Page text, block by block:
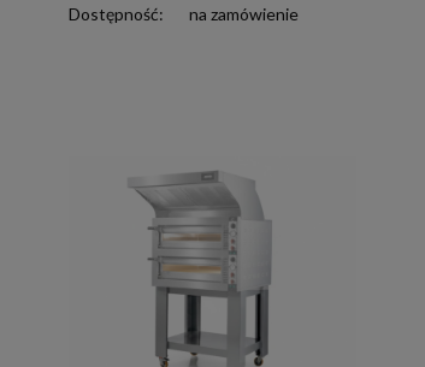
Dostępność: na zamówienie